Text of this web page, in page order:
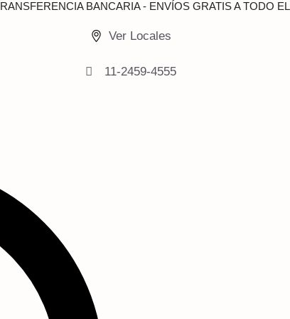
BANCARIA - ENVÍOS GRATIS A TODO
Ver Locales
11-2459-4555